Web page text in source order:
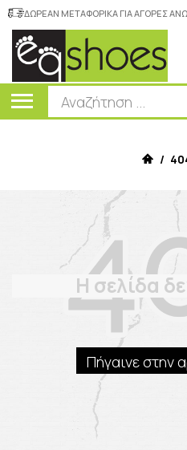
ΔΩΡΕΑΝ ΜΕΤΑΦΟΡΙΚΑ ΓΙΑ ΑΓΟΡΕΣ
/
Η σελίδα
Πήγαινε στην